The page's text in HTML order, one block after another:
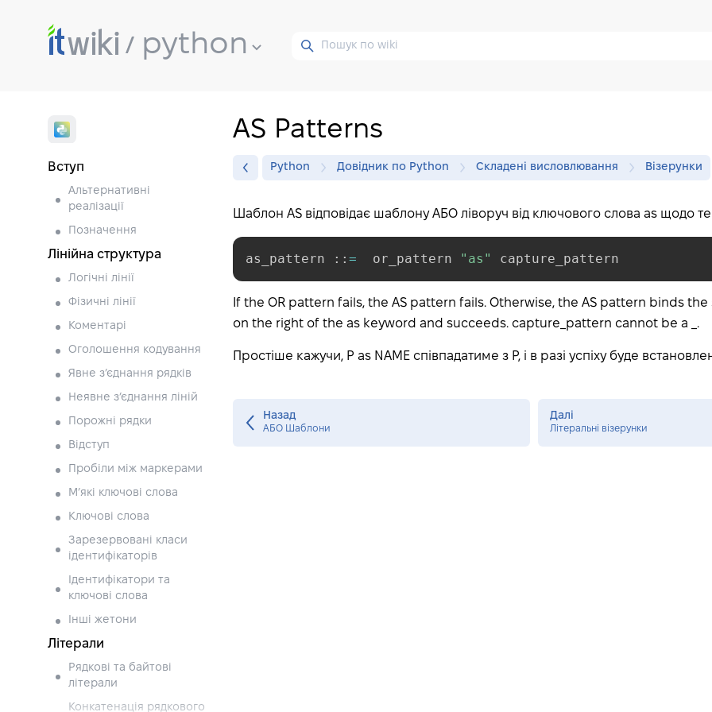
python
Вступ
Альтернативні
реалізації
Позначення
Лінійна структура
Логічні лінії
Фізичні лінії
Коментарі
Оголошення кодування
Явне з’єднання рядків
Неявне з’єднання ліній
Порожні рядки
Відступ
Пробіли між маркерами
М’які ключові слова
Ключові слова
Зарезервовані класи
ідентифікаторів
Ідентифікатори та
ключові слова
Інші жетони
Літерали
Рядкові та байтові
літерали
Конкатенація рядкового
AS Patterns
Python Довідник по Python Складені висловлювання Візерунки
Шаблон AS відповідає шаблону АБО ліворуч від ключового слова as щодо
as_pattern : : =
  or_pattern
"as" capture_pattern
If the OR pattern fails, the AS pattern fails. Otherwise, the AS pattern binds
on the right of the as keyword and succeeds. capture_pattern cannot be a _.
Простіше кажучи, P as NAME співпадатиме з P, і в разі успіху буде
Назад
АБО Шаблони
Далі
Літеральні візерунки